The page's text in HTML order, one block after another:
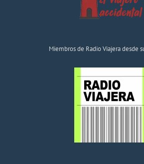
Miembros de Radio Viajera desde